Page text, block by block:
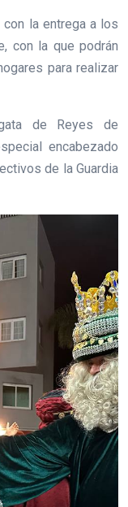
la entrega a los
con la que podrán
para realizar
de Reyes de
encabezado
de la Guardia